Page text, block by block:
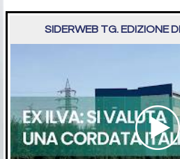
SIDERWEB TG. EDIZIONE